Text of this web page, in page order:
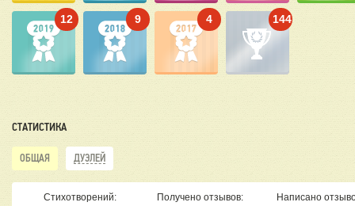
12 9 4 144
СТАТИСТИКА
ОБЩАЯ ДУЭЛЕЙ
Стихотворений: Получено отзывов: Написано